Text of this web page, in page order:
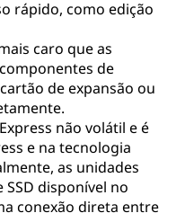
rápido, como edição
caro que as
de
de expansão ou
não volátil e é
e na tecnologia
as unidades
disponível no
conexão direta entre